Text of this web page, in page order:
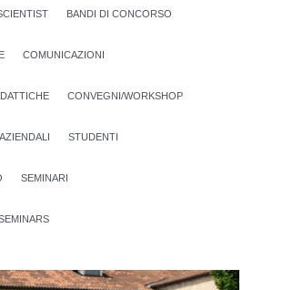
BANDI DI CONCORSO
COMUNICAZIONI
CONVEGNI/WORKSHOP
STUDENTI
SEMINARI